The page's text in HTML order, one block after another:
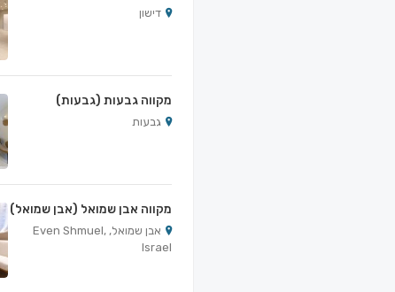
דישון
מקווה גבעות (גבעות)
גבעות
מקווה אבן שמואל (אבן שמואל)
אבן שמואל, Even Shmuel,
Israel